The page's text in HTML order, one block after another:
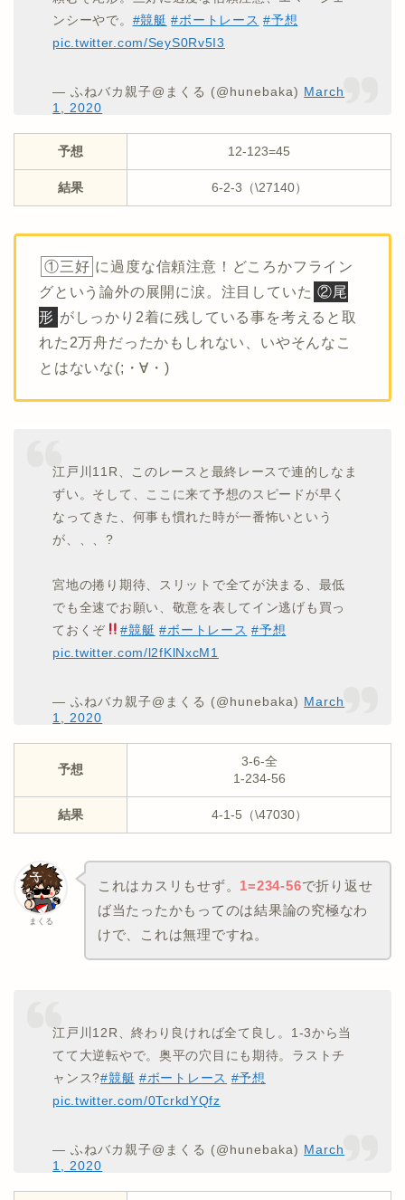
ンシーやで。 #競艇 #ボートレース #予想
pic.twitter.com/SeyS0Rv5I3
— ふねバカ親子@まくる (@hunebaka) March
1, 2020
予想 12-123=45
結果 6-2-3（\27140）
①三好 に過度な信頼注意！どころかフライン
グという論外の展開に涙。注目していた ②尾
形 がしっかり2着に残している事を考えると取
れた2万舟だったかもしれない、いやそんなこ
とはないな(;・∀・)
江戸川11R、このレースと最終レースで連的しなま
ずい。そして、ここに来て予想のスピードが早く
なってきた、何事も慣れた時が一番怖いという
が、、、?
宮地の捲り期待、スリットで全てが決まる、最低
でも全速でお願い、敬意を表してイン逃げも買っ
ておくぞ
#競艇 #ボートレース #予想
pic.twitter.com/l2fKlNxcM1
— ふねバカ親子@まくる (@hunebaka) March
1, 2020
予想
3-6-全
1-234-56
結果 4-1-5（\47030）
まくる
これはカスリもせず。 1=234-56で折り返せ
ば当たったかもってのは結果論の究極なわ
けで、これは無理ですね。
江戸川12R、終わり良ければ全て良し。1-3から当
てて大逆転やで。奥平の穴目にも期待。ラストチ
ャンス?#競艇 #ボートレース #予想
pic.twitter.com/0TcrkdYQfz
— ふねバカ親子@まくる (@hunebaka) March
1, 2020